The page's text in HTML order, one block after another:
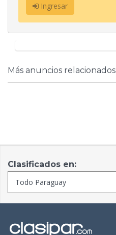
Ingresar
Más anuncios relacionados
Clasificados en: